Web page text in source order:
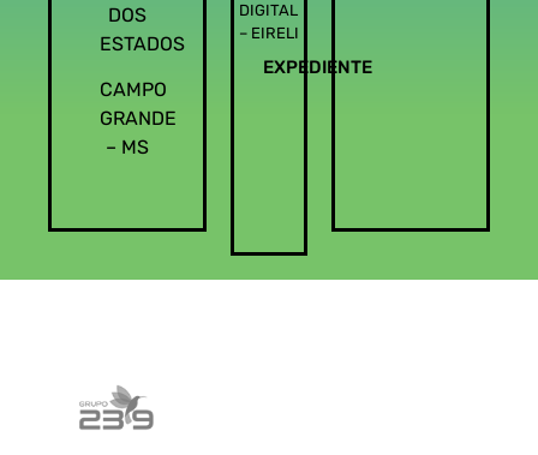
DOS
ESTADOS
CAMPO
GRANDE
– MS
DIGITAL
– EIRELI
EXPEDIENTE